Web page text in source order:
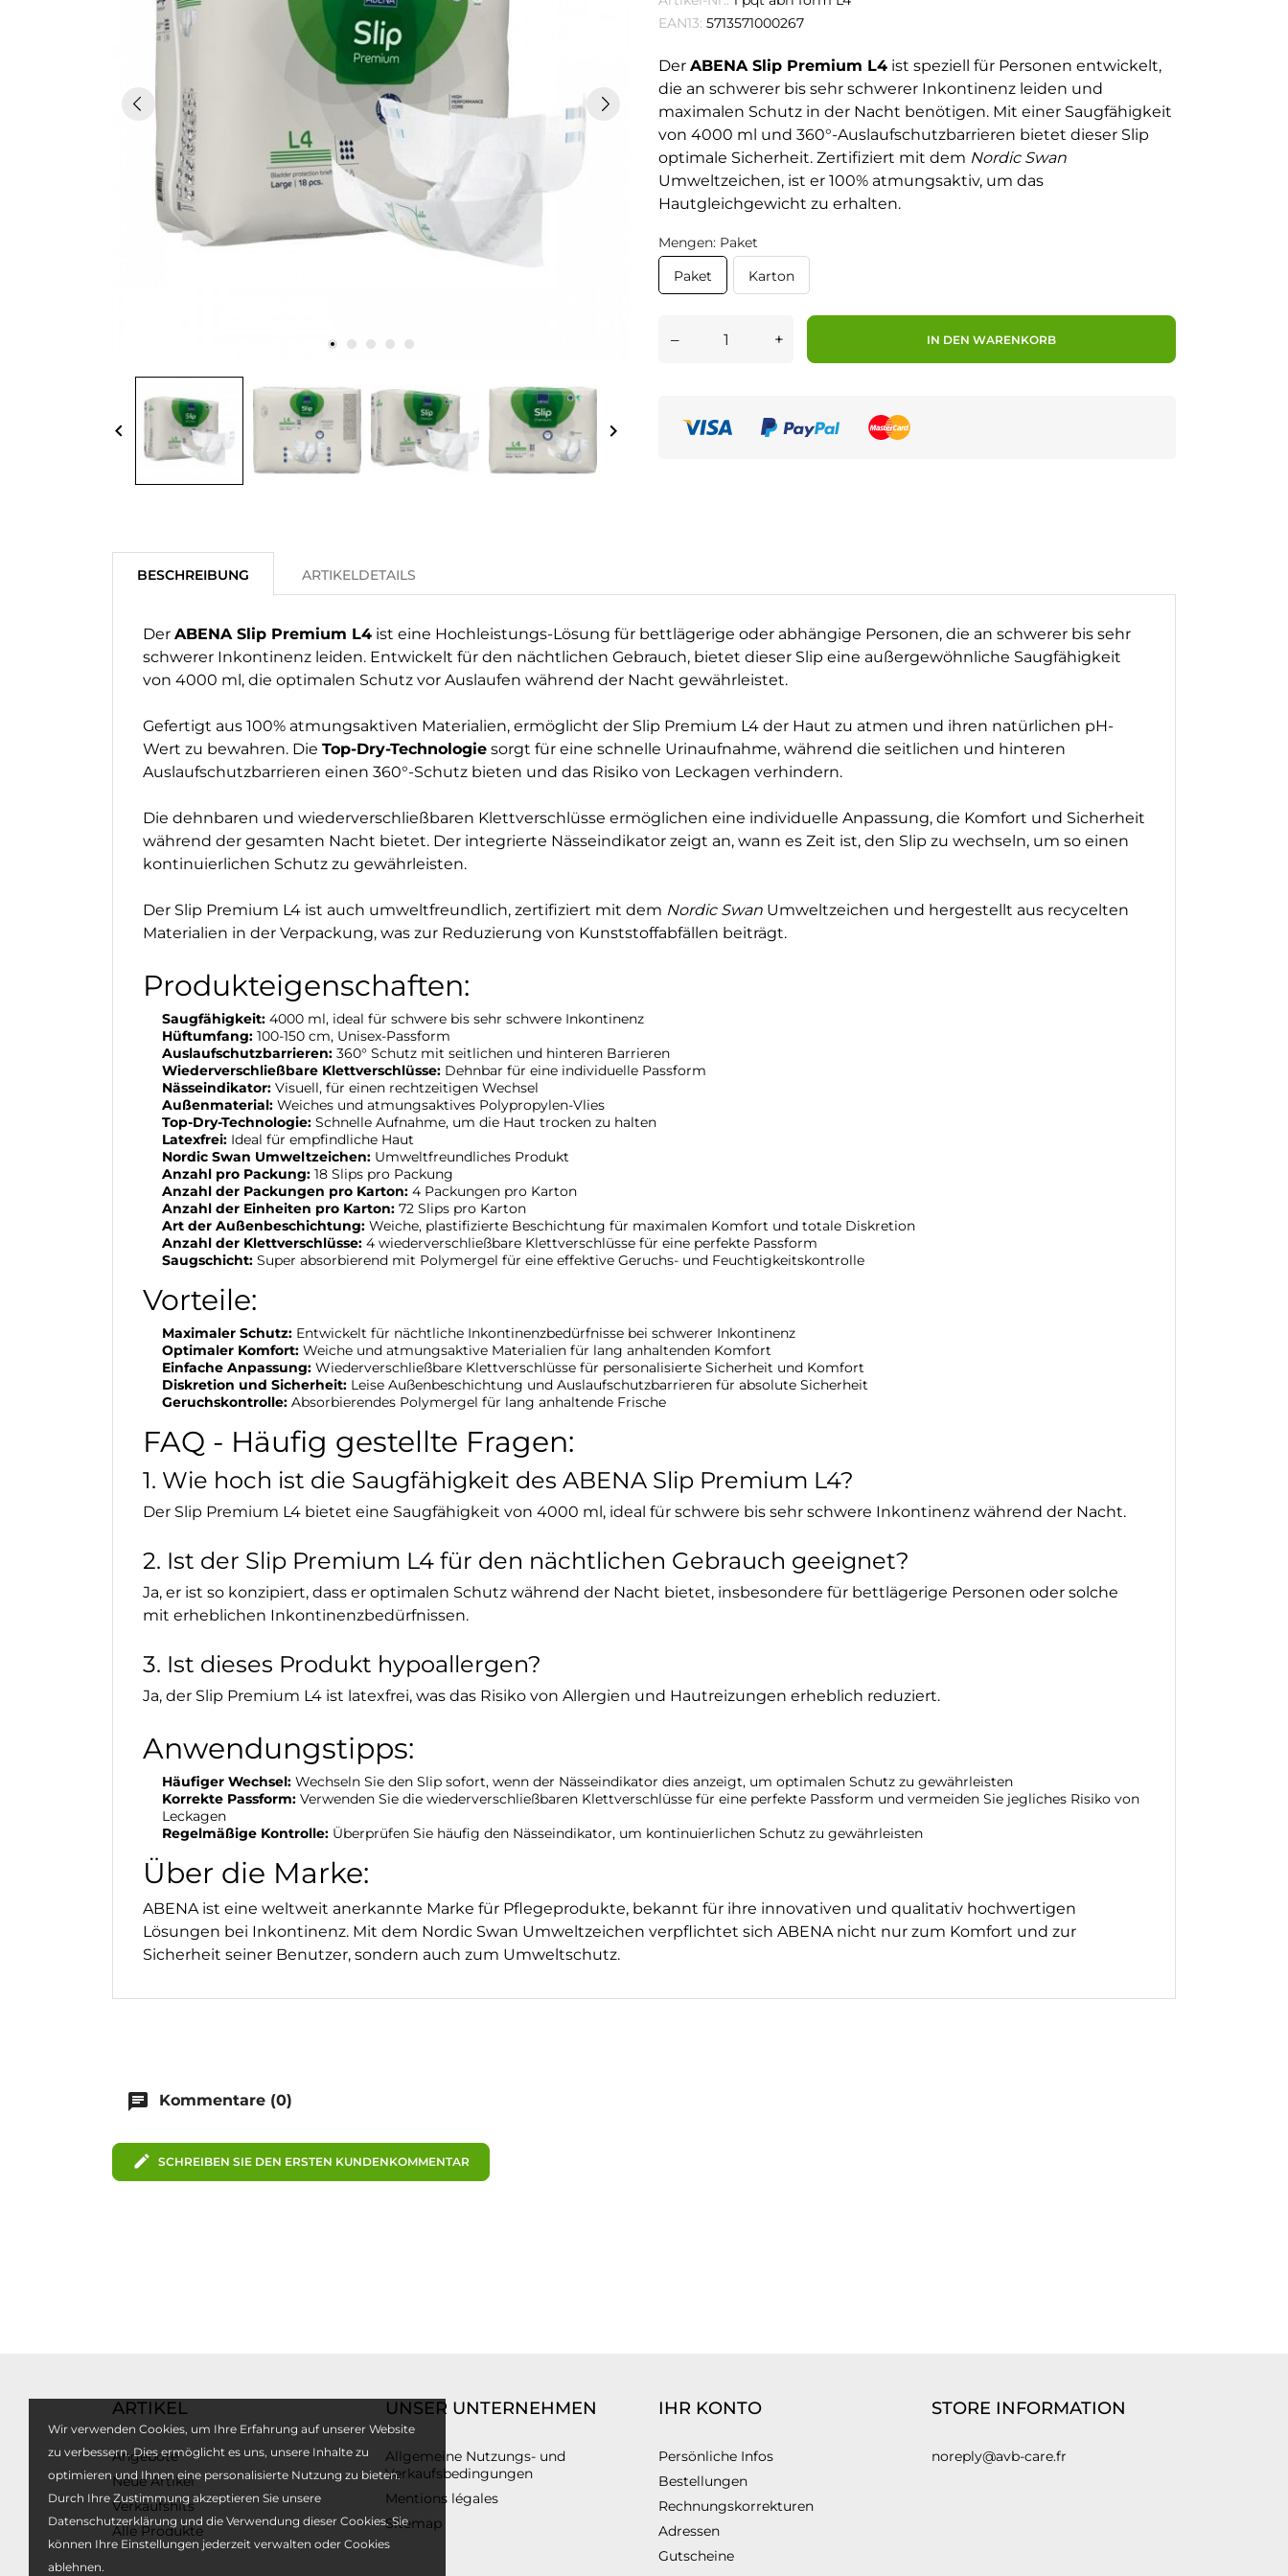
Wir verwenden Cookies, um Ihre Erfahrung auf unserer Website
zu verbessern. Dies ermöglicht es uns, unsere Inhalte zu
optimieren und Ihnen eine personalisierte Nutzung zu bieten.
Durch Ihre Zustimmung akzeptieren Sie unsere
Datenschutzerklärung und die Verwendung dieser Cookies. Sie
können Ihre Einstellungen jederzeit verwalten oder Cookies
ablehnen.
keyboard_arrow_left keyboard_arrow_right
EAN13: 5713571000267
Der ABENA Slip Premium L4 ist speziell für Personen entwickelt,
die an schwerer bis sehr schwerer Inkontinenz leiden und
maximalen Schutz in der Nacht benötigen. Mit einer Saugfähigkeit
von 4000 ml und 360°-Auslaufschutzbarrieren bietet dieser Slip
optimale Sicherheit. Zertifiziert mit dem Nordic Swan
Umweltzeichen, ist er 100% atmungsaktiv, um das
Hautgleichgewicht zu erhalten.
Mengen: Paket
Paket
Karton
– + IN DEN WARENKORB
BESCHREIBUNG ARTIKELDETAILS
Der ABENA Slip Premium L4 ist eine Hochleistungs-Lösung für bettlägerige oder abhängige Personen, die an schwerer bis sehr
schwerer Inkontinenz leiden. Entwickelt für den nächtlichen Gebrauch, bietet dieser Slip eine außergewöhnliche Saugfähigkeit
von 4000 ml, die optimalen Schutz vor Auslaufen während der Nacht gewährleistet.
Gefertigt aus 100% atmungsaktiven Materialien, ermöglicht der Slip Premium L4 der Haut zu atmen und ihren natürlichen pH-
Wert zu bewahren. Die Top-Dry-Technologie sorgt für eine schnelle Urinaufnahme, während die seitlichen und hinteren
Auslaufschutzbarrieren einen 360°-Schutz bieten und das Risiko von Leckagen verhindern.
Die dehnbaren und wiederverschließbaren Klettverschlüsse ermöglichen eine individuelle Anpassung, die Komfort und Sicherheit
während der gesamten Nacht bietet. Der integrierte Nässeindikator zeigt an, wann es Zeit ist, den Slip zu wechseln, um so einen
kontinuierlichen Schutz zu gewährleisten.
Der Slip Premium L4 ist auch umweltfreundlich, zertifiziert mit dem Nordic Swan Umweltzeichen und hergestellt aus recycelten
Materialien in der Verpackung, was zur Reduzierung von Kunststoffabfällen beiträgt.
Produkteigenschaften:
Saugfähigkeit: 4000 ml, ideal für schwere bis sehr schwere Inkontinenz
Hüftumfang: 100-150 cm, Unisex-Passform
Auslaufschutzbarrieren: 360° Schutz mit seitlichen und hinteren Barrieren
Wiederverschließbare Klettverschlüsse: Dehnbar für eine individuelle Passform
Nässeindikator: Visuell, für einen rechtzeitigen Wechsel
Außenmaterial: Weiches und atmungsaktives Polypropylen-Vlies
Top-Dry-Technologie: Schnelle Aufnahme, um die Haut trocken zu halten
Latexfrei: Ideal für empfindliche Haut
Nordic Swan Umweltzeichen: Umweltfreundliches Produkt
Anzahl pro Packung: 18 Slips pro Packung
Anzahl der Packungen pro Karton: 4 Packungen pro Karton
Anzahl der Einheiten pro Karton: 72 Slips pro Karton
Art der Außenbeschichtung: Weiche, plastifizierte Beschichtung für maximalen Komfort und totale Diskretion
Anzahl der Klettverschlüsse: 4 wiederverschließbare Klettverschlüsse für eine perfekte Passform
Saugschicht: Super absorbierend mit Polymergel für eine effektive Geruchs- und Feuchtigkeitskontrolle
Vorteile:
Maximaler Schutz: Entwickelt für nächtliche Inkontinenzbedürfnisse bei schwerer Inkontinenz
Optimaler Komfort: Weiche und atmungsaktive Materialien für lang anhaltenden Komfort
Einfache Anpassung: Wiederverschließbare Klettverschlüsse für personalisierte Sicherheit und Komfort
Diskretion und Sicherheit: Leise Außenbeschichtung und Auslaufschutzbarrieren für absolute Sicherheit
Geruchskontrolle: Absorbierendes Polymergel für lang anhaltende Frische
FAQ - Häufig gestellte Fragen:
1. Wie hoch ist die Saugfähigkeit des ABENA Slip Premium L4?
Der Slip Premium L4 bietet eine Saugfähigkeit von 4000 ml, ideal für schwere bis sehr schwere Inkontinenz während der Nacht.
2. Ist der Slip Premium L4 für den nächtlichen Gebrauch geeignet?
Ja, er ist so konzipiert, dass er optimalen Schutz während der Nacht bietet, insbesondere für bettlägerige Personen oder solche
mit erheblichen Inkontinenzbedürfnissen.
3. Ist dieses Produkt hypoallergen?
Ja, der Slip Premium L4 ist latexfrei, was das Risiko von Allergien und Hautreizungen erheblich reduziert.
Anwendungstipps:
Häufiger Wechsel: Wechseln Sie den Slip sofort, wenn der Nässeindikator dies anzeigt, um optimalen Schutz zu gewährleisten
Korrekte Passform: Verwenden Sie die wiederverschließbaren Klettverschlüsse für eine perfekte Passform und vermeiden Sie jegliches Risiko von
Leckagen
Regelmäßige Kontrolle: Überprüfen Sie häufig den Nässeindikator, um kontinuierlichen Schutz zu gewährleisten
Über die Marke:
ABENA ist eine weltweit anerkannte Marke für Pflegeprodukte, bekannt für ihre innovativen und qualitativ hochwertigen
Lösungen bei Inkontinenz. Mit dem Nordic Swan Umweltzeichen verpflichtet sich ABENA nicht nur zum Komfort und zur
Sicherheit seiner Benutzer, sondern auch zum Umweltschutz.
chat Kommentare (0)
edit SCHREIBEN SIE DEN ERSTEN KUNDENKOMMENTAR
ARTIKEL
Angebote
Neue Artikel
Verkaufshits
Alle Produkte
UNSER UNTERNEHMEN
Allgemeine Nutzungs- und
Verkaufsbedingungen
Mentions légales
Sitemap
IHR KONTO
Persönliche Infos
Bestellungen
Rechnungskorrekturen
Adressen
Gutscheine
STORE INFORMATION
noreply@avb-care.fr